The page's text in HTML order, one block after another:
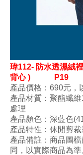
瑋112- 防水透濕絨
背心 )
P19
產品價格：690元，
產品材質： 聚酯纖
處理
產品顏色 ：深藍色
產品特性： 休閒剪裁
產品備註：商品圖
同，以實際商品為準